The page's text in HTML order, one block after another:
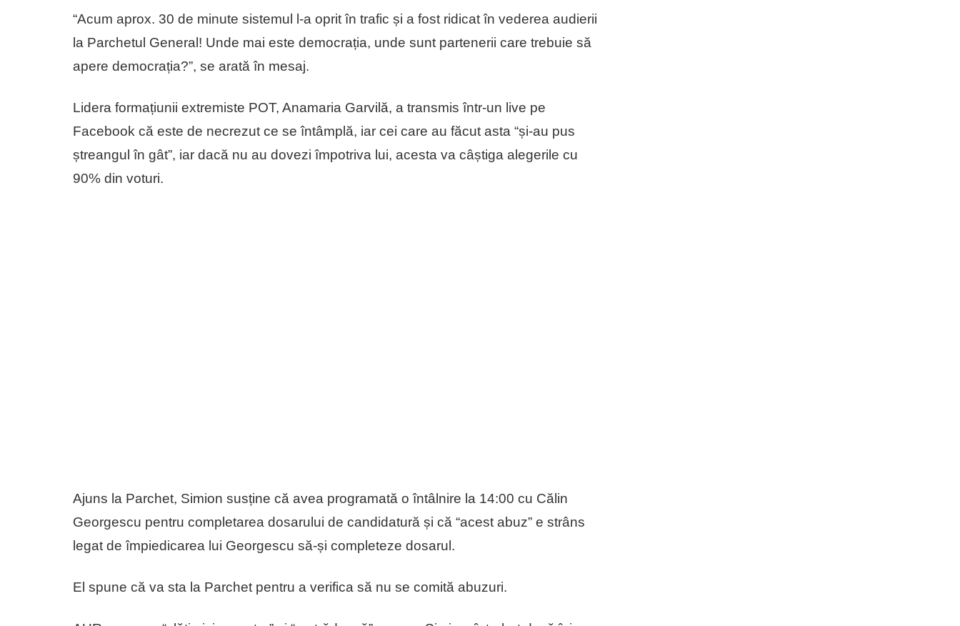
“Acum aprox. 30 de minute sistemul l-a oprit în trafic și a fost ridicat în vederea audierii
la Parchetul General! Unde mai este democrația, unde sunt partenerii care trebuie să
apere democrația?”, se arată în mesaj.
Lidera formațiunii extremiste POT, Anamaria Garvilă, a transmis într-un live pe
Facebook că este de necrezut ce se întâmplă, iar cei care au făcut asta “și-au pus
ștreangul în gât”, iar dacă nu au dovezi împotriva lui, acesta va câștiga alegerile cu
90% din voturi.
Ajuns la Parchet, Simion susține că avea programată o întâlnire la 14:00 cu Călin
Georgescu pentru completarea dosarului de candidatură și că “acest abuz” e strâns
legat de împiedicarea lui Georgescu să-și completeze dosarul.
El spune că va sta la Parchet pentru a verifica să nu se comită abuzuri.